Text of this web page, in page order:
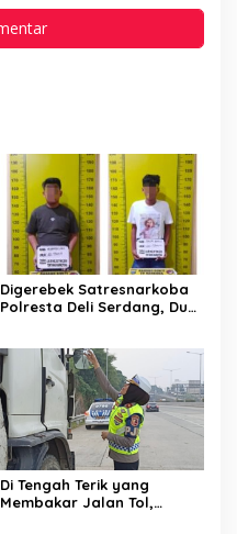
Digerebek Satresnarkoba
Polresta Deli Serdang, Dua
Di Tengah Terik yang
Membakar Jalan Tol,